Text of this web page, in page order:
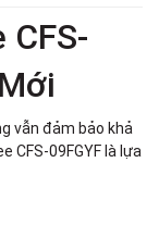
vẫn đảm bảo khả
CFS-09FGYF là lựa